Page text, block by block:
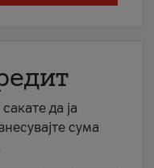
да ја
сума